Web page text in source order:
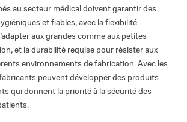
au secteur médical doivent garantir des
et fiables, avec la flexibilité
aux grandes comme aux petites
et la durabilité requise pour résister aux
environnements de fabrication. Avec les
peuvent développer des produits
qui donnent la priorité à la sécurité des